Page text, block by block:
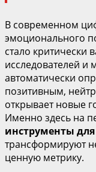
В современном
эмоционального
стало критически
исследователей и
автоматически
позитивным,
открывает новые
Именно здесь на
инструменты
трансформируют
ценную метрику.